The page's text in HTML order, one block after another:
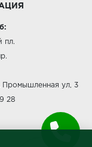
пл.
Промышленная ул, 3
28